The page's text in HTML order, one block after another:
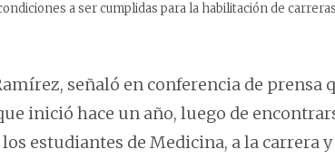
a ser cumplidas para la habilitación de
señaló en conferencia de prensa
inició hace un año, luego de
estudiantes de Medicina, a la carrera